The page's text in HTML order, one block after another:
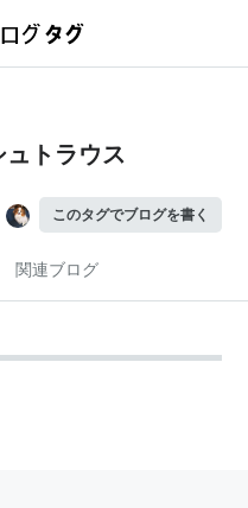
トラウス
このタグでブログを書く
関連ブログ